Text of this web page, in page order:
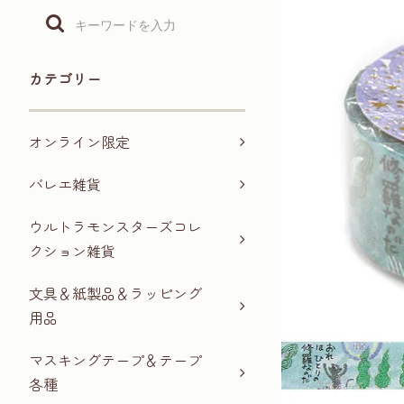
カテゴリー
オンライン限定
バレエ雑貨
ウルトラモンスターズコレ
クション雑貨
文具＆紙製品＆ラッピング
用品
マスキングテープ＆テープ
各種